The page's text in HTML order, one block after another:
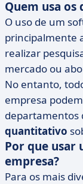
Quem usa
O uso de um
principalmente
realizar
mercado ou
No entanto,
empresa
departamentos
quantitativo
Por que usar
empresa?
Para os mais